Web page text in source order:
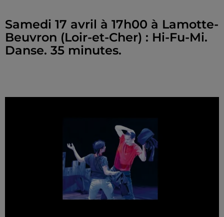
Samedi 17 avril à 17h00 à Lamotte-
Beuvron (Loir-et-Cher) : Hi-Fu-Mi.
Danse. 35 minutes.